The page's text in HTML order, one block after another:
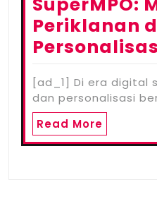
Periklanan
[ad_1] Di era digital
dan personalisasi
Read More